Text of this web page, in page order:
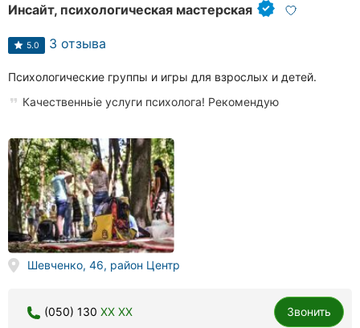
Инсайт, психологическая мастерская
5.0 3 отзыва
Психологические группы и игры для взрослых и детей.
Качественньіе услуги психолога! Рекомендую
Шевченко, 46, район Центр
(050) 130 XX XX Звонить